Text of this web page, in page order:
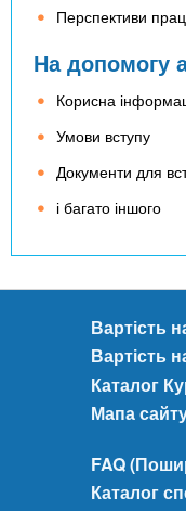
Перспективи
На допомогу
Корисна
Умови вступу
Документи для
і багато іншого
Вартість
Вартість
Каталог
Мапа
FAQ
Каталог